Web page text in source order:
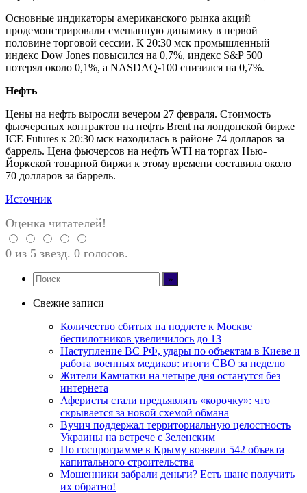
Основные индикаторы американского рынка акций
продемонстрировали смешанную динамику в первой
половине торговой сессии. К 20:30 мск промышленный
индекс Dow Jones повысился на 0,7%, индекс S&P 500
потерял около 0,1%, а NASDAQ-100 снизился на 0,7%.
Нефть
Цены на нефть выросли вечером 27 февраля. Стоимость
фьючерсных контрактов на нефть Brent на лондонской бирже
ICE Futures к 20:30 мск находилась в районе 74 долларов за
баррель. Цена фьючерсов на нефть WTI на торгах Нью-
Йоркской товарной биржи к этому времени составила около
70 долларов за баррель.
Источник
Оценка читателей!
0 из 5 звезд. 0 голосов.
Свежие записи
Количество сбитых на подлете к Москве
беспилотников увеличилось до 13
Наступление ВС РФ, удары по объектам в Киеве и
работа военных медиков: итоги СВО за неделю
Жители Камчатки на четыре дня останутся без
интернета
Аферисты стали предъявлять «корочку»: что
скрывается за новой схемой обмана
Вучич поддержал территориальную целостность
Украины на встрече с Зеленским
По госпрограмме в Крыму возвели 542 объекта
капитального строительства
Мошенники забрали деньги? Есть шанс получить
их обратно!